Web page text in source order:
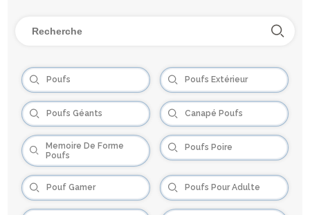
Poufs Poufs Extérieur
Poufs Géants Canapé Poufs
Memoire De Forme
Poufs
Poufs Poire
Pouf Gamer Poufs Pour Adulte